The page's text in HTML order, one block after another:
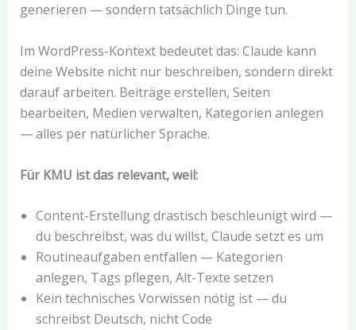
generieren — sondern tatsächlich Dinge tun.
Im WordPress-Kontext bedeutet das: Claude kann
deine Website nicht nur beschreiben, sondern direkt
darauf arbeiten. Beiträge erstellen, Seiten
bearbeiten, Medien verwalten, Kategorien anlegen
— alles per natürlicher Sprache.
Für KMU ist das relevant, weil:
Content-Erstellung drastisch beschleunigt wird —
du beschreibst, was du willst, Claude setzt es um
Routineaufgaben entfallen — Kategorien
anlegen, Tags pflegen, Alt-Texte setzen
Kein technisches Vorwissen nötig ist — du
schreibst Deutsch, nicht Code